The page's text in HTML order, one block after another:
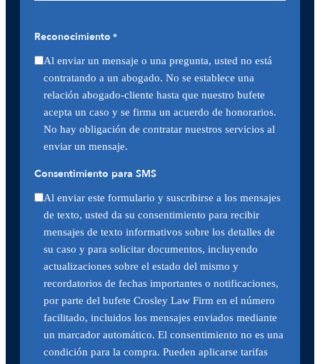
Reconocimiento *
Al enviar un mensaje o una pregunta, usted no está
contratando a un abogado. No se establece una
relación abogado-cliente hasta que nuestro bufete
acepta un caso y se firma un acuerdo de honorarios.
No hay obligación de contratar nuestros servicios al
enviar un mensaje.
Consentimiento para SMS
Al enviar este formulario y suscribirse a los mensajes
de texto, usted da su consentimiento para recibir
mensajes de texto informativos sobre los detalles de
su caso y para solicitar documentos, incluyendo
actualizaciones sobre el estado del mismo y
recordatorios de fechas importantes o notificaciones,
por parte del bufete Crosley Law Firm en el número
facilitado, incluidos los mensajes enviados mediante
un marcador automático. El consentimiento no es una
condición para la compra. Pueden aplicarse tarifas